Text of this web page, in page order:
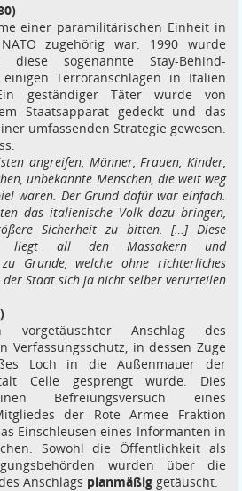
einer paramilitärischen Einheit in
zugehörig war. 1990 wurde
diese sogenannte Stay-Behind-
Terroranschlägen in Italien
geständiger Täter wurde von
Staatsapparat gedeckt und das
umfassenden Strategie gewesen.
angreifen, Männer, Frauen, Kinder,
unbekannte Menschen, die weit weg
waren. Der Grund dafür war einfach.
das italienische Volk dazu bringen,
Sicherheit zu bitten. […] Diese
liegt all den Massakern und
zu Grunde, welche ohne richterliches
Staat sich ja nicht selber verurteilen
Anschlag des
Verfassungsschutz, in dessen Zuge
Loch in die Außenmauer der
Celle gesprengt wurde. Dies
Befreiungsversuch eines
der Rote Armee Fraktion
Einschleusen eines Informanten in
Sowohl die Öffentlichkeit als
wurden über die
Anschlags planmäßig getäuscht.